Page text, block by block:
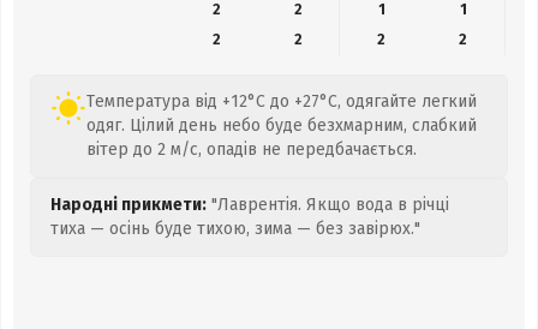
2
2 1
1
2
2 2 2
Температура від +12°C до +27°C, одягайте легкий
одяг. Цілий день небо буде безхмарним, слабкий
вітер до 2 м/с, опадів не передбачається.
Народні прикмети: "Лаврентія. Якщо вода в річці
тиха — осінь буде тихою, зима — без завірюх."